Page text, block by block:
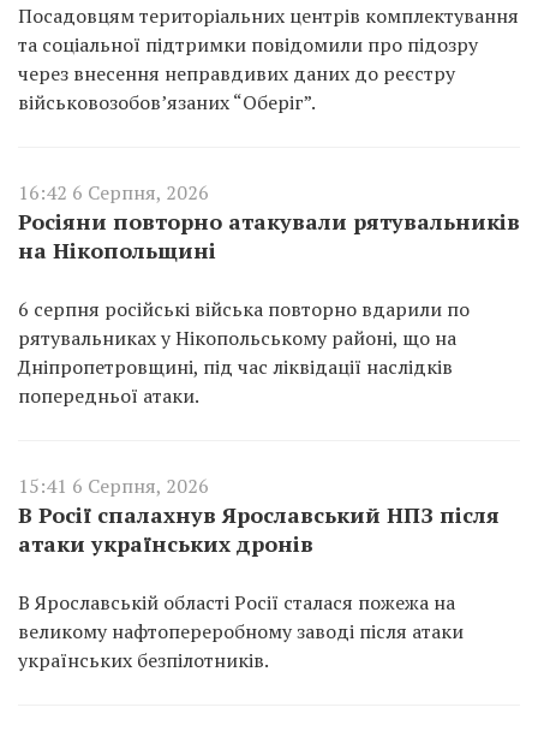
Посадовцям територіальних центрів комплектування
та соціальної підтримки повідомили про підозру
через внесення неправдивих даних до реєстру
військовозобов’язаних “Оберіг”.
16:42 6 Серпня, 2026
Росіяни повторно атакували рятувальників
на Нікопольщині
6 серпня російські війська повторно вдарили по
рятувальниках у Нікопольському районі, що на
Дніпропетровщині, під час ліквідації наслідків
попередньої атаки.
15:41 6 Серпня, 2026
В Росії спалахнув Ярославський НПЗ після
атаки українських дронів
В Ярославській області Росії сталася пожежа на
великому нафтопереробному заводі після атаки
українських безпілотників.